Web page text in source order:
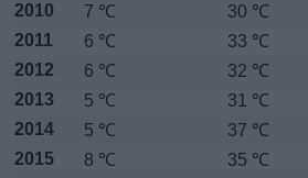
2010
7 ℃
30 ℃
2011
6 ℃
33 ℃
2012
6 ℃
32 ℃
2013
5 ℃
31 ℃
2014
5 ℃
37 ℃
2015
8 ℃
35 ℃